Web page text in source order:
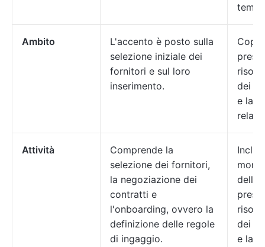
Ambito
L'accento è posto sulla
selezione iniziale dei
fornitori e sul loro
inserimento.
dei
e la
Attività
Comprende la
selezione dei fornitori,
la negoziazione dei
contratti e
l'onboarding, ovvero la
definizione delle regole
di ingaggio.
delle
dei
e la